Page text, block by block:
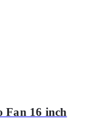
Fan 16 inch